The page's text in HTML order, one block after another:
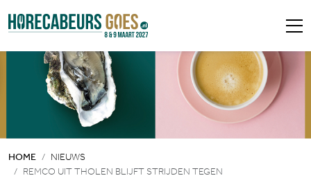
HOME
NIEUWS
REMCO UIT THOLEN BLIJFT STRIJDEN TEGEN